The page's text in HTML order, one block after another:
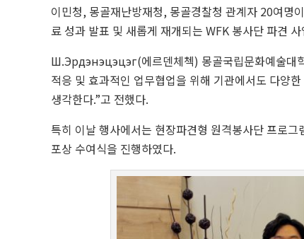
이민청, 몽골재난방재청, 몽골경찰청 관계자 20여명
료 성과 발표 및 새롭게 재개되는 WFK 봉사단 파견
Ш.Эрдэнэцэцэг(에르덴체첵) 몽골국립문화예술대
적응 및 효과적인 업무협업을 위해 기관에서도 다양
생각한다.”고 전했다.
특히 이날 행사에서는 현장파견형 원격봉사단 프로
포상 수여식을 진행하였다.